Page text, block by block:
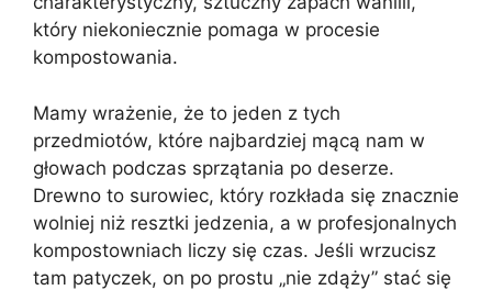
który niekoniecznie pomaga w procesie
kompostowania.
Mamy wrażenie, że to jeden z tych
przedmiotów, które najbardziej mącą nam w
głowach podczas sprzątania po deserze.
Drewno to surowiec, który rozkłada się znacznie
wolniej niż resztki jedzenia, a w profesjonalnych
kompostowniach liczy się czas. Jeśli wrzucisz
tam patyczek, on po prostu „nie zdąży” stać się